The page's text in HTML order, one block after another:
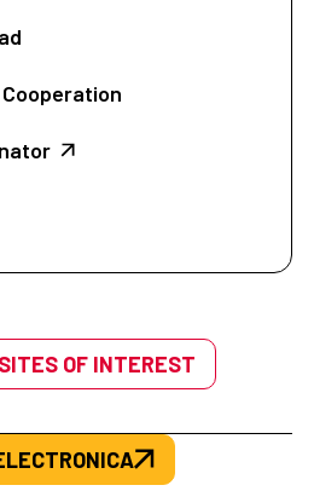
OF INTEREST